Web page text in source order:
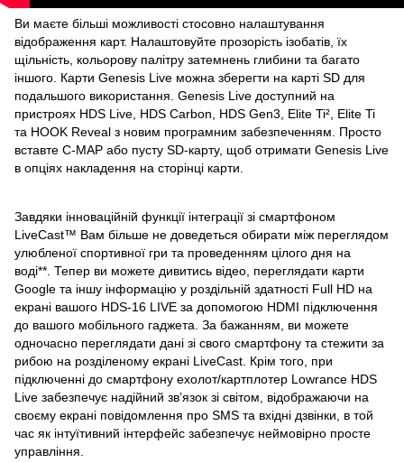
Ви маєте більші можливості стосовно налаштування
відображення карт. Налаштовуйте прозорість ізобатів, їх
щільність, кольорову палітру затемнень глибини та багато
іншого. Карти Genesis Live можна зберегти на карті SD для
подальшого використання. Genesis Live доступний на
пристроях HDS Live, HDS Carbon, HDS Gen3, Elite Ti², Elite Ti
та HOOK Reveal з новим програмним забезпеченням. Просто
вставте C-MAP або пусту SD-карту, щоб отримати Genesis Live
в опціях накладення на сторінці карти.
Завдяки інноваційній функції інтеграції зі смартфоном
LiveCast™ Вам більше не доведеться обирати між переглядом
улюбленої спортивної гри та проведенням цілого дня на
воді**. Тепер ви можете дивитись відео, переглядати карти
Google та іншу інформацію у роздільній здатності Full HD на
екрані вашого HDS-16 LIVE за допомогою HDMI підключення
до вашого мобільного гаджета. За бажанням, ви можете
одночасно переглядати дані зі свого смартфону та стежити за
рибою на розділеному екрані LiveCast. Крім того, при
підключенні до смартфону ехолот/картплотер Lowrance HDS
Live забезпечує надійний зв’язок зі світом, відображаючи на
своєму екрані повідомлення про SMS та вхідні дзвінки, в той
час як інтуїтивний інтерфейс забезпечує неймовірно просте
управління.